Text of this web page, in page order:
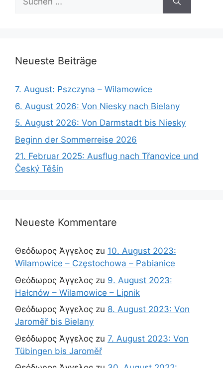
nach:
Neueste Beiträge
7. August: Pszczyna – Wilamowice
6. August 2026: Von Niesky nach Bielany
5. August 2026: Von Darmstadt bis Niesky
Beginn der Sommerreise 2026
21. Februar 2025: Ausflug nach Třanovice und
Český Těšín
Neueste Kommentare
Θεόδωρος Άγγελος zu 10. August 2023:
Wilamowice – Częstochowa – Pabianice
Θεόδωρος Άγγελος zu 9. August 2023:
Hałcnów – Wilamowice – Lipnik
Θεόδωρος Άγγελος zu 8. August 2023: Von
Jaroměř bis Bielany
Θεόδωρος Άγγελος zu 7. August 2023: Von
Tübingen bis Jaroměř